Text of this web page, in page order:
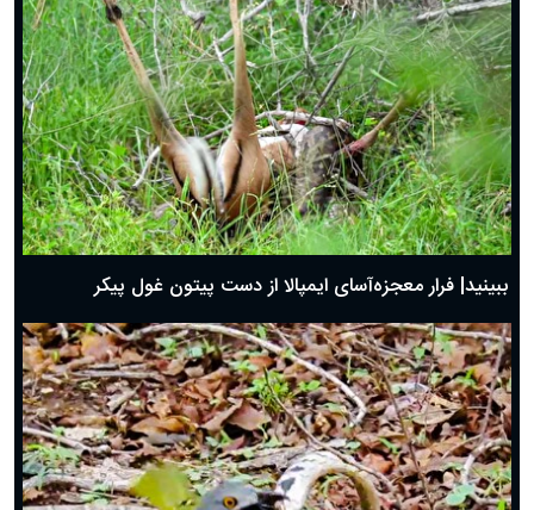
ببینید| فرار معجزه‌آسای ایمپالا از دست پیتون غول پیکر